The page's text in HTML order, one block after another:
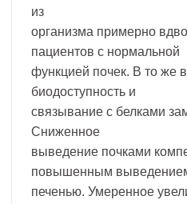
из
организма примерно
пациентов с нормальной
функцией почек. В то же
биодоступность и
связывание с белками
Сниженное
выведение почками
повышенным
печенью. Умеренное